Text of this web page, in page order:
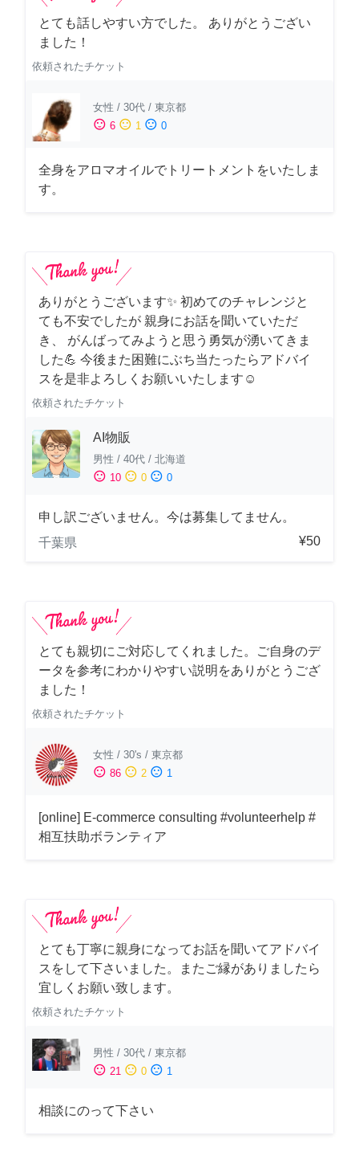
とても話しやすい方でした。 ありがとうござい
ました！
依頼されたチケット
女性 / 30代 / 東京都
sentiment_satisfied 6 sentiment_neutral 1 sentiment_dissatisfied 0
全身をアロマオイルでトリートメントをいたしま
す。
ありがとうございます✨ 初めてのチャレンジと
ても不安でしたが 親身にお話を聞いていただ
き、 がんばってみようと思う勇気が湧いてきま
した💪 今後また困難にぶち当たったらアドバイ
スを是非よろしくお願いいたします☺️
依頼されたチケット
AI物販
男性 / 40代 / 北海道
sentiment_satisfied 10 sentiment_neutral 0 sentiment_dissatisfied 0
申し訳ございません。今は募集してません。
千葉県
¥50
とても親切にご対応してくれました。ご自身のデ
ータを参考にわかりやすい説明をありがとうござ
ました！
依頼されたチケット
女性 / 30's / 東京都
sentiment_satisfied 86 sentiment_neutral 2 sentiment_dissatisfied 1
[online] E-commerce consulting #volunteerhelp #
相互扶助ボランティア
とても丁寧に親身になってお話を聞いてアドバイ
スをして下さいました。またご縁がありましたら
宜しくお願い致します。
依頼されたチケット
男性 / 30代 / 東京都
sentiment_satisfied 21 sentiment_neutral 0 sentiment_dissatisfied 1
相談にのって下さい